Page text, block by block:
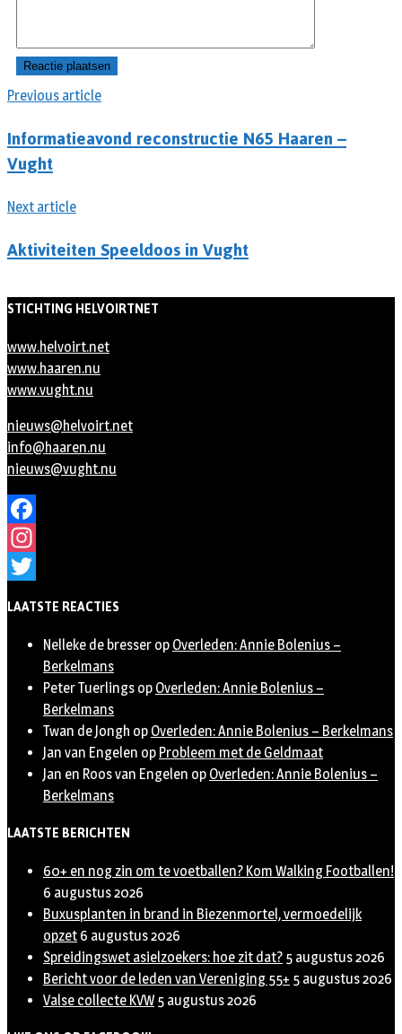
Previous article
Informatieavond reconstructie N65 Haaren –
Vught
Next article
Aktiviteiten Speeldoos in Vught
STICHTING HELVOIRTNET
www.helvoirt.net
www.haaren.nu
www.vught.nu
nieuws@helvoirt.net
info@haaren.nu
nieuws@vught.nu
Facebook
Instagram
LAATSTE REACTIES
Nelleke de bresser op Overleden: Annie Bolenius –
Berkelmans
Peter Tuerlings op Overleden: Annie Bolenius –
Berkelmans
Twan de Jongh op Overleden: Annie Bolenius – Berkelmans
Jan van Engelen op Probleem met de Geldmaat
Jan en Roos van Engelen op Overleden: Annie Bolenius –
Berkelmans
LAATSTE BERICHTEN
60+ en nog zin om te voetballen? Kom Walking Footballen!
6 augustus 2026
Buxusplanten in brand in Biezenmortel, vermoedelijk
opzet 6 augustus 2026
Spreidingswet asielzoekers: hoe zit dat? 5 augustus 2026
Bericht voor de leden van Vereniging 55+ 5 augustus 2026
Valse collecte KVW 5 augustus 2026